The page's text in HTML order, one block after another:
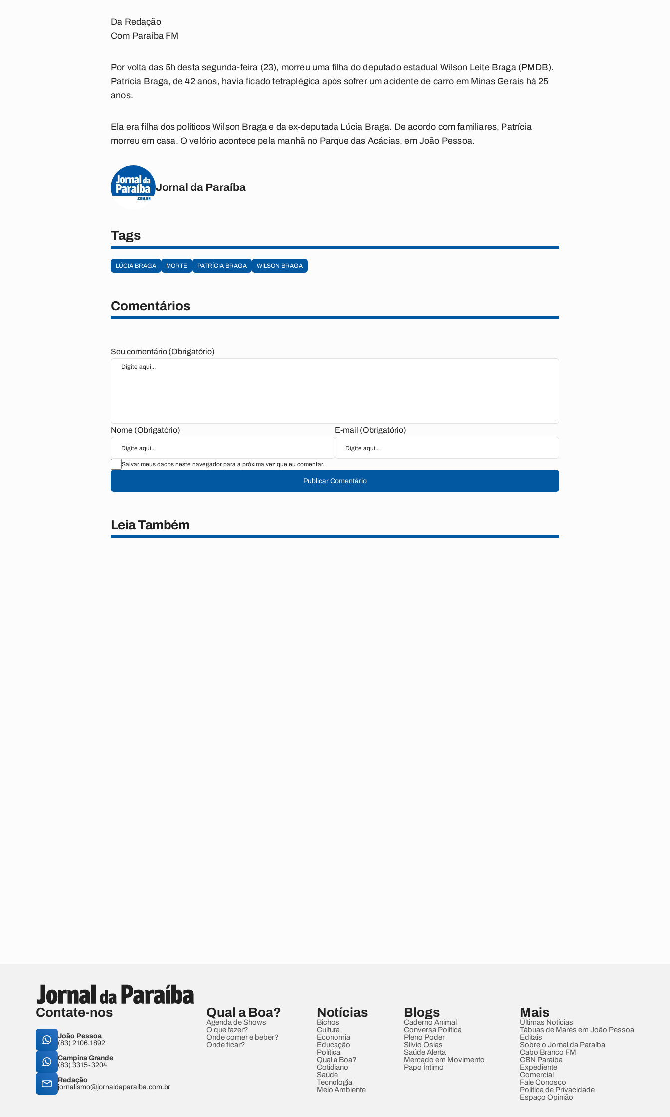
Da Redação
Com Paraíba FM
Por volta das 5h desta segunda-feira (23), morreu uma filha do deputado estadual Wilson Leite Braga (PMDB).
Patrícia Braga, de 42 anos, havia ficado tetraplégica após sofrer um acidente de carro em Minas Gerais há 25
anos.
Ela era filha dos políticos Wilson Braga e da ex-deputada Lúcia Braga. De acordo com familiares, Patrícia
morreu em casa. O velório acontece pela manhã no Parque das Acácias, em João Pessoa.
Jornal da Paraíba
Tags
LÚCIA BRAGA MORTE PATRÍCIA BRAGA WILSON BRAGA
Comentários
Seu comentário (Obrigatório)
Nome (Obrigatório) E-mail (Obrigatório)
Salvar meus dados neste navegador para a próxima vez que eu comentar.
Publicar Comentário
Leia Também
Contate-nos
João Pessoa
(83) 2106.1892
Campina Grande
(83) 3315-3204
Redação
jornalismo@jornaldaparaiba.com.br
Qual a Boa?
Agenda de Shows
O que fazer?
Onde comer e beber?
Onde ficar?
Notícias
Bichos
Cultura
Economia
Educação
Política
Qual a Boa?
Cotidiano
Saúde
Tecnologia
Meio Ambiente
Blogs
Caderno Animal
Conversa Política
Pleno Poder
Sílvio Osias
Saúde Alerta
Mercado em Movimento
Papo Íntimo
Mais
Últimas Notícias
Tábuas de Marés em João Pessoa
Editais
Sobre o Jornal da Paraíba
Cabo Branco FM
CBN Paraíba
Expediente
Comercial
Fale Conosco
Política de Privacidade
Espaço Opinião